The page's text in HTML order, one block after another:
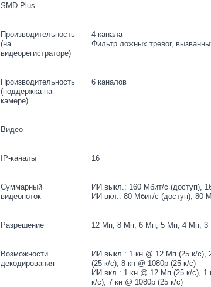
SMD Plus
Производительность
(на
видеорегистраторе)
4 канала
Фильтр ложных тревог,
Производительность
(поддержка на
камере)
6 каналов
Видео
IP-каналы 16
Суммарный
видеопоток
ИИ выкл.: 160 Мбит/с (доступ),
ИИ вкл.: 80 Мбит/с (доступ), 80
Разрешение 12 Мп, 8 Мп, 6 Мп, 5 Мп, 4 Мп, 3
Возможности
декодирования
ИИ выкл.: 1 кн @ 12 Мп (25 к/с),
(25 к/с), 8 кн @ 1080p (25 к/с)
ИИ вкл.: 1 кн @ 12 Мп (25 к/с),
к/с), 7 кн @ 1080p (25 к/с)